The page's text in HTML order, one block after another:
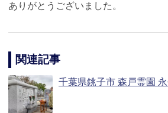
ありがとうございました。
関連記事
千葉県銚子市 森戸霊園